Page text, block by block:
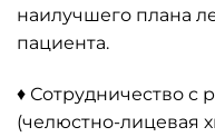
наилучшего плана
пациента.
♦ Сотрудничество с
(челюстно-лицевая